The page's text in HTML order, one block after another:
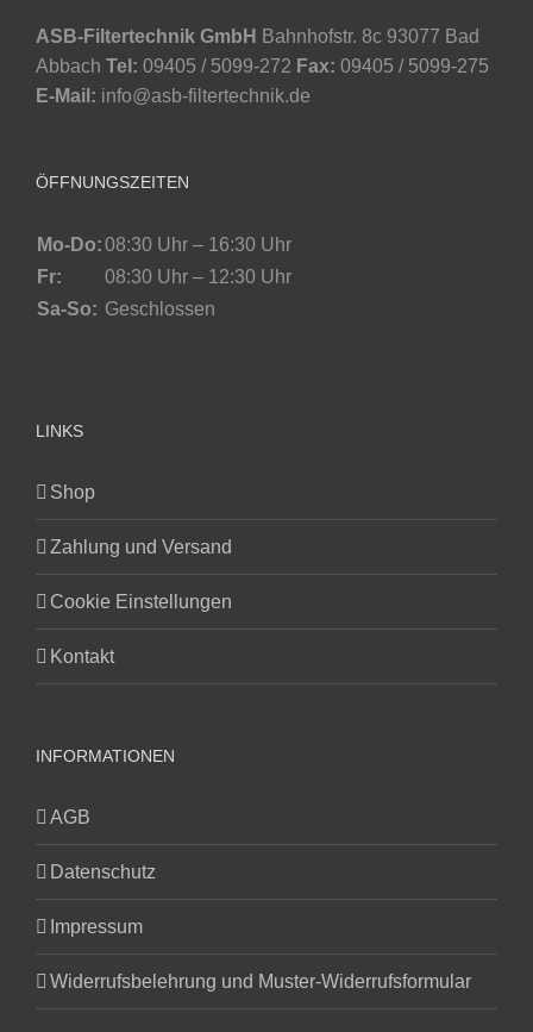
ASB-Filtertechnik GmbH
Bahnhofstr. 8c 93077 Bad
Abbach Tel: 09405 / 5099-272 Fax: 09405 / 5099-275
E-Mail: info@asb-filtertechnik.de
ÖFFNUNGSZEITEN
Mo-Do:08:30 Uhr – 16:30 Uhr
Fr:
08:30 Uhr – 12:30 Uhr
Sa-So: Geschlossen
LINKS
Shop
Zahlung und Versand
Cookie Einstellungen
Kontakt
INFORMATIONEN
AGB
Datenschutz
Impressum
Widerrufsbelehrung und Muster-Widerrufsformular